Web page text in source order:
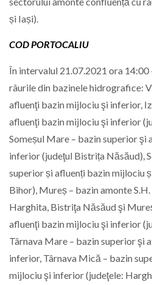
și Iași).
COD PORTOCALIU
În intervalul 21.07.2021 ora 14:00
râurile din bazinele hidrografice:
afluenţi bazin mijlociu şi inferior,
afluenţi bazin mijlociu şi inferior
Someșul Mare – bazin superior şi
inferior (judeţul Bistrița Năsăud),
superior și afluenți bazin mijlociu
Bihor), Mureș – bazin amonte
Harghita, Bistriţa Năsăud şi
afluenţi bazin mijlociu şi inferior
Târnava Mare – bazin superior şi
inferior, Târnava Mică – bazin
mijlociu şi inferior (judeţele: